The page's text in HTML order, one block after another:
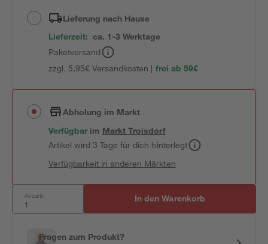
Lieferung nach Hause
Lieferzeit: ca. 1-3 Werktage
Paketversand
zzgl. 5,95€ Versandkosten | frei ab 59€
Abholung im Markt
Verfügbar im MarktTroisdorf
Artikel wird 3 Tage für dich hinterlegt
Verfügbarkeit in anderen Märkten
Anzahl: In den Warenkorb
Fragen zum Produkt?